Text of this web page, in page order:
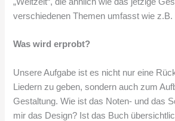
verschiedenen Themen umfasst wie z.B.
Was wird erprobt?
Unsere Aufgabe ist es nicht nur eine
Liedern zu geben, sondern auch zum
Gestaltung. Wie ist das Noten- und das
mir das Design? Ist das Buch